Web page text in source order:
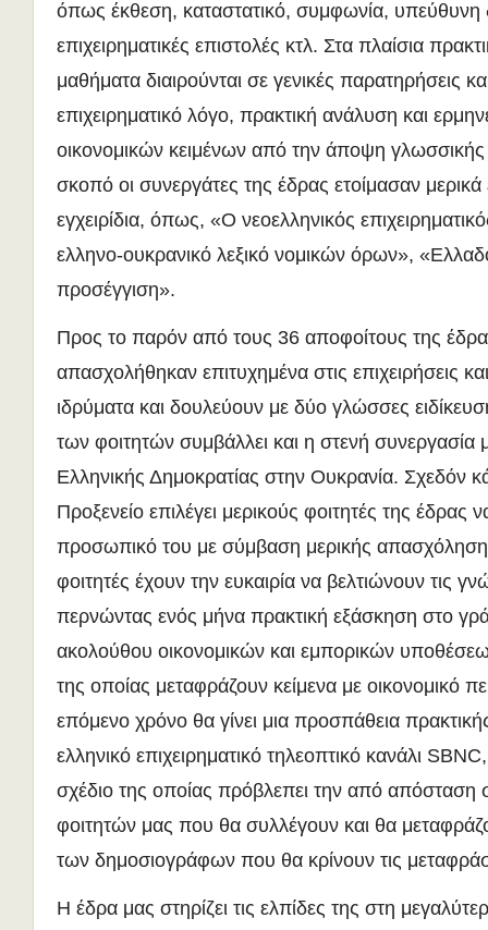
όπως έκθεση, καταστατικό, συμφωνία,
επιχειρηματικές επιστολές κτλ. Στα πλαίσια
μαθήματα διαιρούνται σε γενικές παρατηρήσεις
επιχειρηματικό λόγο, πρακτική ανάλυση και
οικονομικών κειμένων από την άποψη
σκοπό οι συνεργάτες της έδρας ετοίμασαν μερικά
εγχειρίδια, όπως, «Ο νεοελληνικός
ελληνο-ουκρανικό λεξικό νομικών όρων»,
προσέγγιση».
Προς το παρόν από τους 36 αποφοίτους της
απασχολήθηκαν επιτυχημένα στις επιχειρήσεις
ιδρύματα και δουλεύουν με δύο γλώσσες
των φοιτητών συμβάλλει και η στενή συνεργασία
Ελληνικής Δημοκρατίας στην Ουκρανία. Σχεδόν
Προξενείο επιλέγει μερικούς φοιτητές της έδρας
προσωπικό του με σύμβαση μερικής
φοιτητές έχουν την ευκαιρία να βελτιώνουν τις
περνώντας ενός μήνα πρακτική εξάσκηση στο
ακολούθου οικονομικών και εμπορικών
της οποίας μεταφράζουν κείμενα με οικονομικό
επόμενο χρόνο θα γίνει μια προσπάθεια
ελληνικό επιχειρηματικό τηλεοπτικό κανάλι
σχέδιο της οποίας πρόβλεπει την από απόσταση
φοιτητών μας που θα συλλέγουν και θα
των δημοσιογράφων που θα κρίνουν τις
Η έδρα μας στηρίζει τις ελπίδες της στη